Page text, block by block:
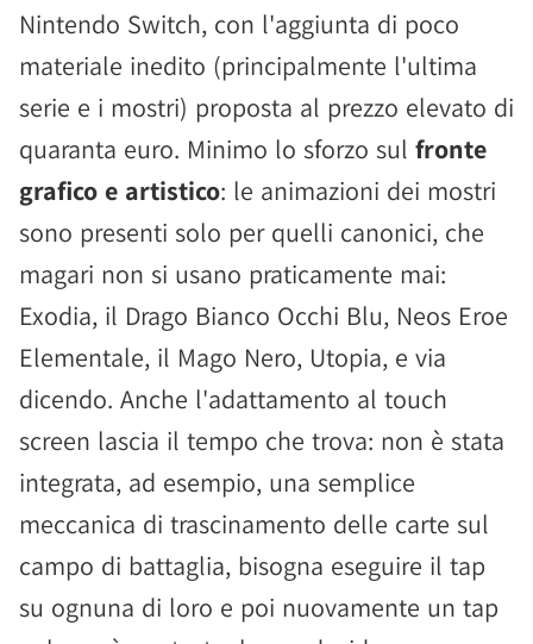
Nintendo Switch, con l'aggiunta di poco
materiale inedito (principalmente l'ultima
serie e i mostri) proposta al prezzo elevato di
quaranta euro. Minimo lo sforzo sul fronte
grafico e artistico: le animazioni dei mostri
sono presenti solo per quelli canonici, che
magari non si usano praticamente mai:
Exodia, il Drago Bianco Occhi Blu, Neos Eroe
Elementale, il Mago Nero, Utopia, e via
dicendo. Anche l'adattamento al touch
screen lascia il tempo che trova: non è stata
integrata, ad esempio, una semplice
meccanica di trascinamento delle carte sul
campo di battaglia, bisogna eseguire il tap
su ognuna di loro e poi nuovamente un tap